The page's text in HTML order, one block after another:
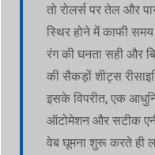
तो रोलर्स पर तेल और
स्थिर होने में काफी
रंग की घनता सही और
की सैकड़ों शीट्स
इसके विपरीत, एक
ऑटोमेशन और सटीक
वेब घूमना शुरू करते ही